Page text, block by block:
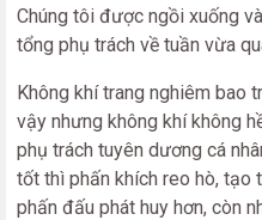
Chúng tôi được ngồi xuống
tổng phụ trách về tuần vừa
Không khí trang nghiêm bao
vậy nhưng không khí không
phụ trách tuyên dương cá
tốt thì phấn khích reo hò, tạo
phấn đấu phát huy hơn, còn